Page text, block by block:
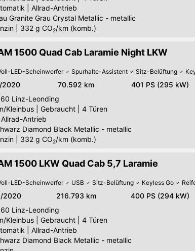
Allrad-Antrieb
Granite Grau Crystal Metallic - metallic
332 g CO2/km (komb.)
1500 Quad Cab Laramie Night LKW
LED-Scheinwerfer Spurhalte-Assistent Sitz-Belüftung
2020 70.592 km 401 PS (295 kW)
Linz-Leonding
Kleinbus
Gebraucht
4 Türen
Allrad-Antrieb
Diamond Black Metallic - metallic
332 g CO2/km (komb.)
1500 LKW Quad Cab 5,7 Laramie
LED-Scheinwerfer USB Sitz-Belüftung Keyless Go
2020 216.793 km 400 PS (294 kW)
Linz-Leonding
Kleinbus
Gebraucht
4 Türen
Allrad-Antrieb
Diamond Black Metallic - metallic